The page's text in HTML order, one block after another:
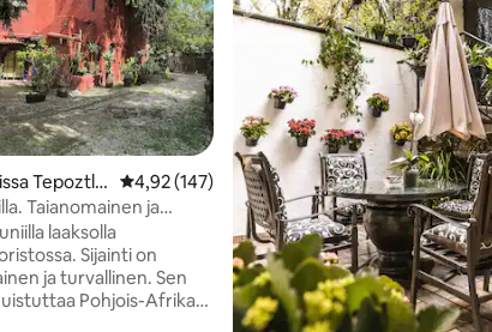
arvostelua
Tepoztlá
Keskimääräinen arvio 4,92/5, 147 arvostelua
4,92 (147)
Taianomainen ja
laaksolla
Sijainti on
ja turvallinen. Sen
Pohjois-Afrikan